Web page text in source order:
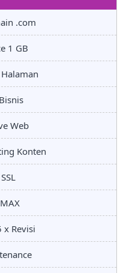
.com
1 GB
Web
Konten
x Revisi